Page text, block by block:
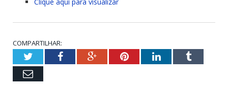
Clique aqui para visualizar
COMPARTILHAR:
TwitterFacebookGoogle+PinterestLinkedInTumblr
Email